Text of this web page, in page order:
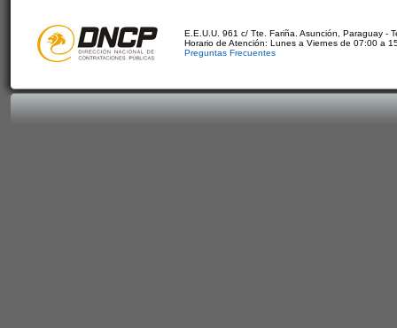
E.E.U.U. 961 c/ Tte. Fariña. Asunción, Paraguay -
Horario de Atención: Lunes a Viernes de 07:00 a
Preguntas Frecuentes